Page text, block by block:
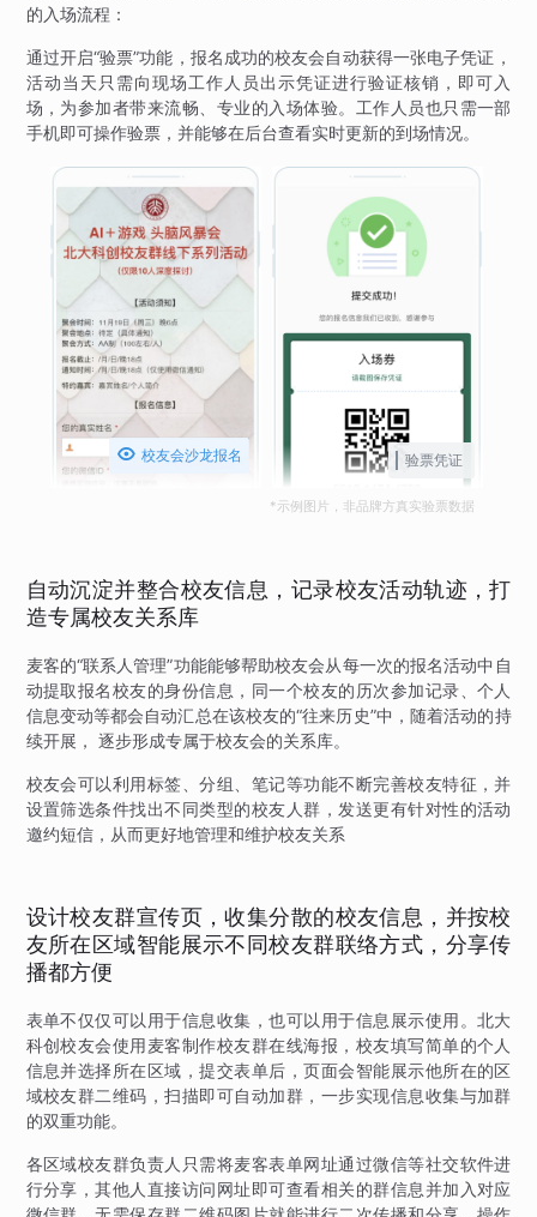
的入场流程：
通过开启“验票”功能，报名成功的校友会自动获得一张电子凭证，
活动当天只需向现场工作人员出示凭证进行验证核销，即可入
场，为参加者带来流畅、专业的入场体验。工作人员也只需一部
手机即可操作验票，并能够在后台查看实时更新的到场情况。
 校友会沙龙报名 验票凭证
*示例图片，非品牌方真实验票数据
自动沉淀并整合校友信息，记录校友活动轨迹，打
造专属校友关系库
麦客的“联系人管理”功能能够帮助校友会从每一次的报名活动中自
动提取报名校友的身份信息，同一个校友的历次参加记录、个人
信息变动等都会自动汇总在该校友的“往来历史”中，随着活动的持
续开展， 逐步形成专属于校友会的关系库。
校友会可以利用标签、分组、笔记等功能不断完善校友特征，并
设置筛选条件找出不同类型的校友人群，发送更有针对性的活动
邀约短信，从而更好地管理和维护校友关系
设计校友群宣传页，收集分散的校友信息，并按校
友所在区域智能展示不同校友群联络方式，分享传
播都方便
表单不仅仅可以用于信息收集，也可以用于信息展示使用。北大
科创校友会使用麦客制作校友群在线海报，校友填写简单的个人
信息并选择所在区域，提交表单后，页面会智能展示他所在的区
域校友群二维码，扫描即可自动加群，一步实现信息收集与加群
的双重功能。
各区域校友群负责人只需将麦客表单网址通过微信等社交软件进
行分享，其他人直接访问网址即可查看相关的群信息并加入对应